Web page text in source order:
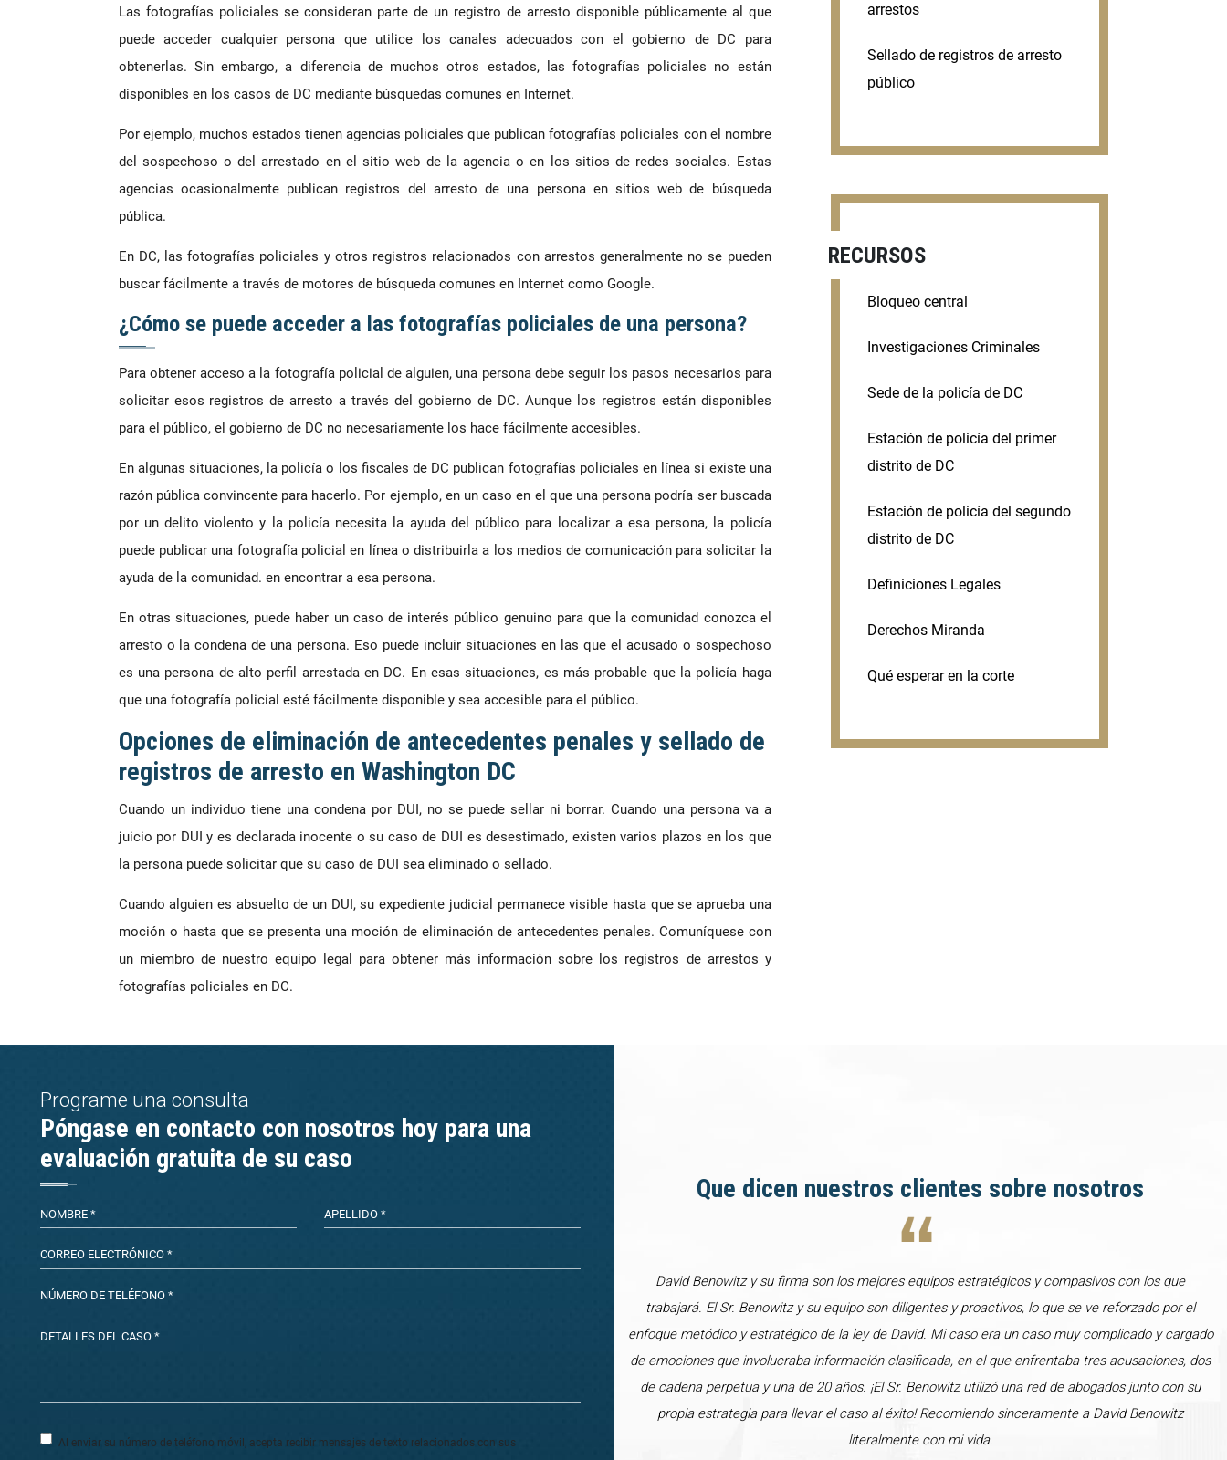
Las fotografías policiales se consideran parte de un registro de arresto disponible públicamente al que
puede acceder cualquier persona que utilice los canales adecuados con el gobierno de DC para
obtenerlas. Sin embargo, a diferencia de muchos otros estados, las fotografías policiales no están
disponibles en los casos de DC mediante búsquedas comunes en Internet.
Por ejemplo, muchos estados tienen agencias policiales que publican fotografías policiales con el nombre
del sospechoso o del arrestado en el sitio web de la agencia o en los sitios de redes sociales. Estas
agencias ocasionalmente publican registros del arresto de una persona en sitios web de búsqueda
pública.
En DC, las fotografías policiales y otros registros relacionados con arrestos generalmente no se pueden
buscar fácilmente a través de motores de búsqueda comunes en Internet como Google.
¿Cómo se puede acceder a las fotografías policiales de una persona?
Para obtener acceso a la fotografía policial de alguien, una persona debe seguir los pasos necesarios para
solicitar esos registros de arresto a través del gobierno de DC. Aunque los registros están disponibles
para el público, el gobierno de DC no necesariamente los hace fácilmente accesibles.
En algunas situaciones, la policía o los fiscales de DC publican fotografías policiales en línea si existe una
razón pública convincente para hacerlo. Por ejemplo, en un caso en el que una persona podría ser buscada
por un delito violento y la policía necesita la ayuda del público para localizar a esa persona, la policía
puede publicar una fotografía policial en línea o distribuirla a los medios de comunicación para solicitar la
ayuda de la comunidad. en encontrar a esa persona.
En otras situaciones, puede haber un caso de interés público genuino para que la comunidad conozca el
arresto o la condena de una persona. Eso puede incluir situaciones en las que el acusado o sospechoso
es una persona de alto perfil arrestada en DC. En esas situaciones, es más probable que la policía haga
que una fotografía policial esté fácilmente disponible y sea accesible para el público.
Opciones de eliminación de antecedentes penales y sellado de
registros de arresto en Washington DC
Cuando un individuo tiene una condena por DUI, no se puede sellar ni borrar. Cuando una persona va a
juicio por DUI y es declarada inocente o su caso de DUI es desestimado, existen varios plazos en los que
la persona puede solicitar que su caso de DUI sea eliminado o sellado.
Cuando alguien es absuelto de un DUI, su expediente judicial permanece visible hasta que se aprueba una
moción o hasta que se presenta una moción de eliminación de antecedentes penales. Comuníquese con
un miembro de nuestro equipo legal para obtener más información sobre los registros de arrestos y
fotografías policiales en DC.
arrestos
Sellado de registros de arresto
público
RECURSOS
Bloqueo central
Investigaciones Criminales
Sede de la policía de DC
Estación de policía del primer
distrito de DC
Estación de policía del segundo
distrito de DC
Definiciones Legales
Derechos Miranda
Qué esperar en la corte
Programe una consulta
Póngase en contacto con nosotros hoy para una
evaluación gratuita de su caso
Al enviar su número de teléfono móvil, acepta recibir mensajes de texto relacionados con sus
Que dicen nuestros clientes sobre nosotros
David Benowitz y su firma son los mejores equipos estratégicos y compasivos con los que
trabajará. El Sr. Benowitz y su equipo son diligentes y proactivos, lo que se ve reforzado por el
enfoque metódico y estratégico de la ley de David. Mi caso era un caso muy complicado y cargado
de emociones que involucraba información clasificada, en el que enfrentaba tres acusaciones, dos
de cadena perpetua y una de 20 años. ¡El Sr. Benowitz utilizó una red de abogados junto con su
propia estrategia para llevar el caso al éxito! Recomiendo sinceramente a David Benowitz
literalmente con mi vida.